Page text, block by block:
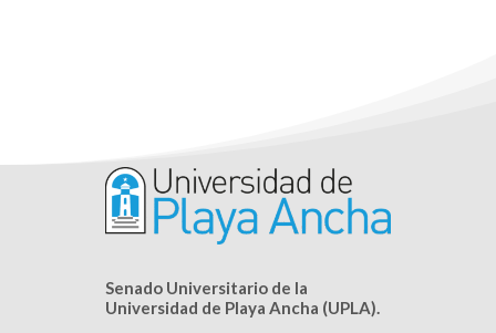
Senado Universitario de la
Universidad de Playa Ancha (UPLA).